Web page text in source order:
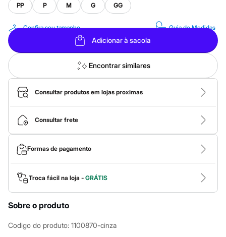
Inverno
Alfaiataria
Novidades
Roupas
Blusas e Camisetas
Básicos
Calças
Casacos e Jaquetas
Jeans
Macacões
Saias
Shorts e Bermudas
Vestidos
Acessórios
Bolsas
Bonés e Chapéus
Bijoux
Cintos
Óculos
Relógios
Calçados
Botas
Chinelos
Rasteirinhas
Sandálias
Sapatilhas
PP P M G GG
Confira seu tamanho Guia de Medidas
Adicionar à sacola
Encontrar similares
Consultar produtos em lojas proximas
Consultar frete
Formas de pagamento
Troca fácil na loja - GRÁTIS
Sobre o produto
Codigo do produto: 1100870-cinza